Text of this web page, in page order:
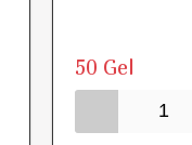
50 Gel